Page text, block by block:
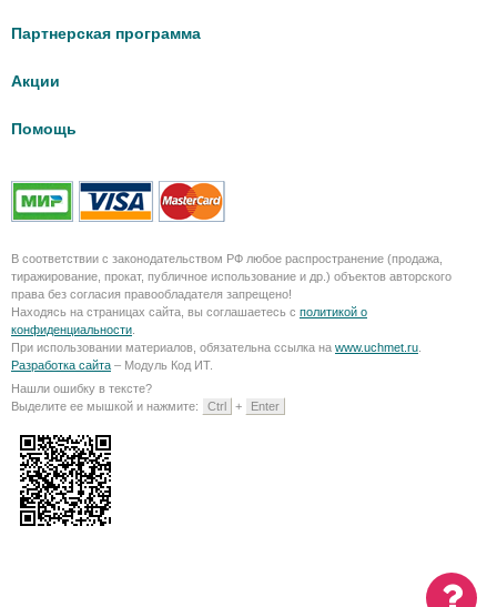
Партнерская программа
Акции
Помощь
В соответствии с законодательством РФ любое распространение (продажа,
тиражирование, прокат, публичное использование и др.) объектов авторского
права без согласия правообладателя запрещено!
Находясь на страницах сайта, вы соглашаетесь с политикой о
конфиденциальности
При использовании материалов, обязательна ссылка на www.uchmet.ru
Разработка сайта – Модуль Код ИТ.
Нашли ошибку в тексте?
Выделите ее мышкой и нажмите:
Ctrl + Enter